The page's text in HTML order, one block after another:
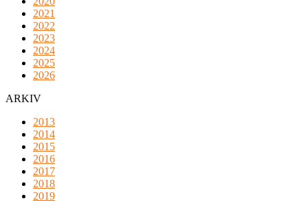
2021
2022
2023
2024
2025
2026
ARKIV
2013
2014
2015
2016
2017
2018
2019